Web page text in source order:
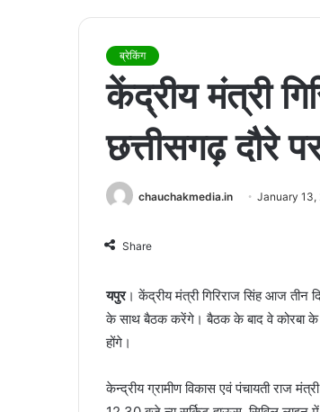
ब्रेकिंग
केंद्रीय मंत्री
छत्तीसगढ़ दौरे
chauchakmedia.in January 13,
Share
यपुर। केंद्रीय मंत्री गिरिराज सिंह आज तीन
के साथ बैठक करेंगे। बैठक के बाद वे कोरबा के
होंगे।
केन्द्रीय ग्रामीण विकास एवं पंचायती राज